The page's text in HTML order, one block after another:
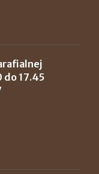
do 17.45